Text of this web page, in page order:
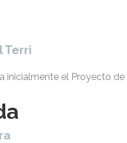
Terri
inicialmente el Proyecto de